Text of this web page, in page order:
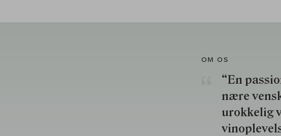
OM OS
“En
nære
urokkelig